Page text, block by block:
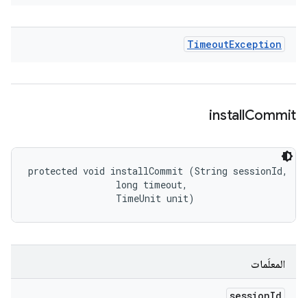
TimeoutException
installCommit
protected void installCommit (String sessionId,
                long timeout,
                TimeUnit unit)
المعلَمات